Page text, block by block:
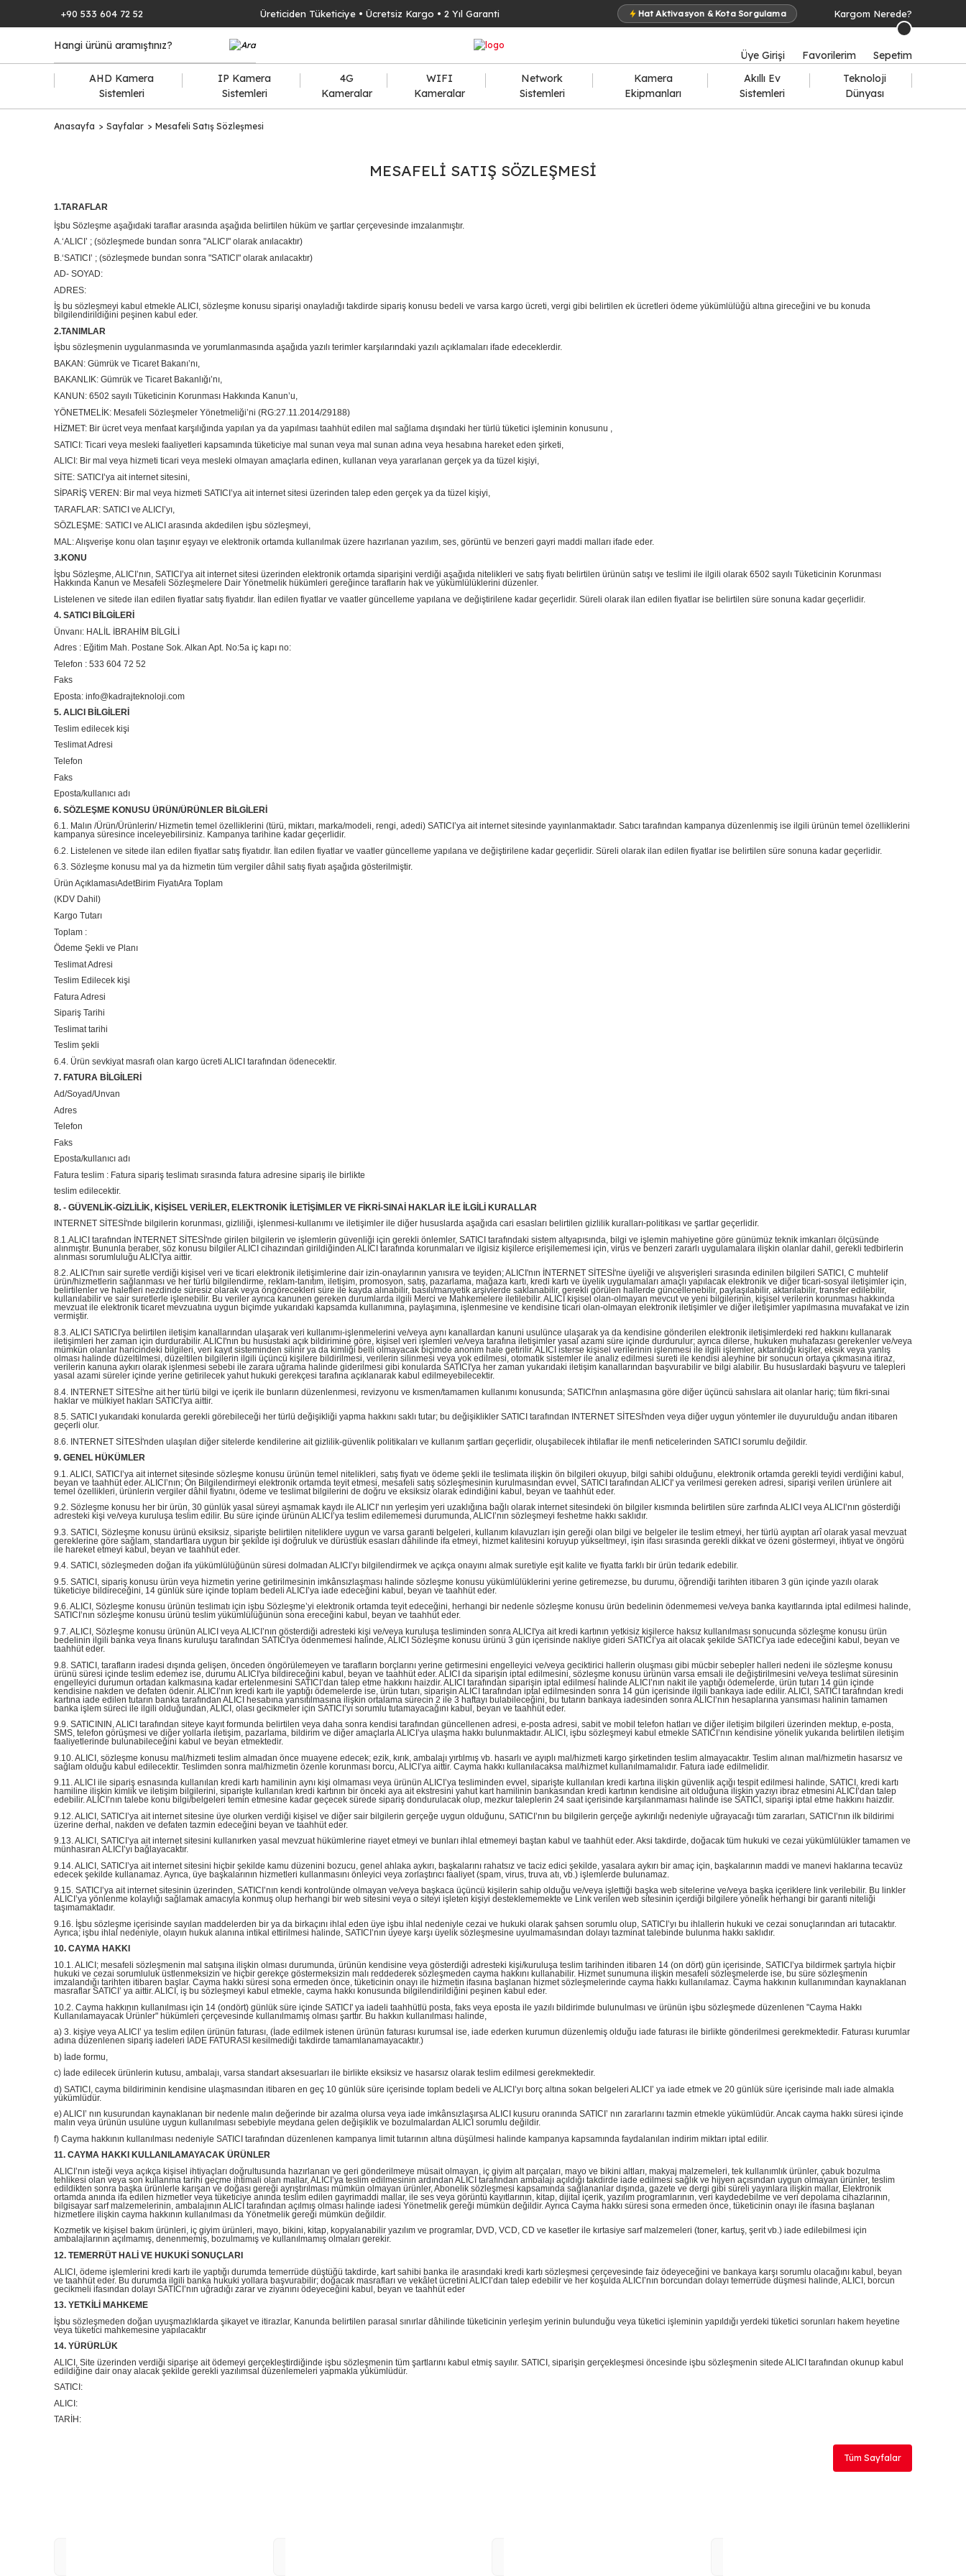
+90 533 604 72 52 Üreticiden Tüketiciye • Ücretsiz Kargo • 2 Yıl Garanti Hat Aktivasyon & Kota Sorgulama Kargom Nerede?
Üye Girişi Favorilerim
Sepetim
AHD Kamera
Sistemleri
IP Kamera
Sistemleri
4G
Kameralar
WIFI
Kameralar
Network
Sistemleri
Kamera
Ekipmanları
Akıllı Ev
Sistemleri
Teknoloji
Dünyası
Anasayfa Sayfalar Mesafeli Satış Sözleşmesi
MESAFELI SATIŞ SÖZLEŞMESI
1.TARAFLAR
İşbu Sözleşme aşağıdaki taraflar arasında aşağıda belirtilen hüküm ve şartlar çerçevesinde imzalanmıştır.
A.‘ALICI’ ; (sözleşmede bundan sonra "ALICI" olarak anılacaktır)
B.‘SATICI’ ; (sözleşmede bundan sonra "SATICI" olarak anılacaktır)
AD- SOYAD:
ADRES:
İş bu sözleşmeyi kabul etmekle ALICI, sözleşme konusu siparişi onayladığı takdirde sipariş konusu bedeli ve varsa kargo ücreti, vergi gibi belirtilen ek ücretleri ödeme yükümlülüğü altına gireceğini ve bu konuda
bilgilendirildiğini peşinen kabul eder.
2.TANIMLAR
İşbu sözleşmenin uygulanmasında ve yorumlanmasında aşağıda yazılı terimler karşılarındaki yazılı açıklamaları ifade edeceklerdir.
BAKAN: Gümrük ve Ticaret Bakanı’nı,
BAKANLIK: Gümrük ve Ticaret Bakanlığı’nı,
KANUN: 6502 sayılı Tüketicinin Korunması Hakkında Kanun’u,
YÖNETMELİK: Mesafeli Sözleşmeler Yönetmeliği’ni (RG:27.11.2014/29188)
HİZMET: Bir ücret veya menfaat karşılığında yapılan ya da yapılması taahhüt edilen mal sağlama dışındaki her türlü tüketici işleminin konusunu ,
SATICI: Ticari veya mesleki faaliyetleri kapsamında tüketiciye mal sunan veya mal sunan adına veya hesabına hareket eden şirketi,
ALICI: Bir mal veya hizmeti ticari veya mesleki olmayan amaçlarla edinen, kullanan veya yararlanan gerçek ya da tüzel kişiyi,
SİTE: SATICI’ya ait internet sitesini,
SİPARİŞ VEREN: Bir mal veya hizmeti SATICI’ya ait internet sitesi üzerinden talep eden gerçek ya da tüzel kişiyi,
TARAFLAR: SATICI ve ALICI’yı,
SÖZLEŞME: SATICI ve ALICI arasında akdedilen işbu sözleşmeyi,
MAL: Alışverişe konu olan taşınır eşyayı ve elektronik ortamda kullanılmak üzere hazırlanan yazılım, ses, görüntü ve benzeri gayri maddi malları ifade eder.
3.KONU
İşbu Sözleşme, ALICI’nın, SATICI’ya ait internet sitesi üzerinden elektronik ortamda siparişini verdiği aşağıda nitelikleri ve satış fiyatı belirtilen ürünün satışı ve teslimi ile ilgili olarak 6502 sayılı Tüketicinin Korunması
Hakkında Kanun ve Mesafeli Sözleşmelere Dair Yönetmelik hükümleri gereğince tarafların hak ve yükümlülüklerini düzenler.
Listelenen ve sitede ilan edilen fiyatlar satış fiyatıdır. İlan edilen fiyatlar ve vaatler güncelleme yapılana ve değiştirilene kadar geçerlidir. Süreli olarak ilan edilen fiyatlar ise belirtilen süre sonuna kadar geçerlidir.
4. SATICI BİLGİLERİ
Ünvanı: HALİL İBRAHİM BİLGİLİ
Adres : Eğitim Mah. Postane Sok. Alkan Apt. No:5a iç kapı no:
Telefon : 533 604 72 52
Faks
Eposta: info@kadrajteknoloji.com
5. ALICI BİLGİLERİ
Teslim edilecek kişi
Teslimat Adresi
Telefon
Faks
Eposta/kullanıcı adı
6. SÖZLEŞME KONUSU ÜRÜN/ÜRÜNLER BİLGİLERİ
6.1. Malın /Ürün/Ürünlerin/ Hizmetin temel özelliklerini (türü, miktarı, marka/modeli, rengi, adedi) SATICI’ya ait internet sitesinde yayınlanmaktadır. Satıcı tarafından kampanya düzenlenmiş ise ilgili ürünün temel özelliklerini
kampanya süresince inceleyebilirsiniz. Kampanya tarihine kadar geçerlidir.
6.2. Listelenen ve sitede ilan edilen fiyatlar satış fiyatıdır. İlan edilen fiyatlar ve vaatler güncelleme yapılana ve değiştirilene kadar geçerlidir. Süreli olarak ilan edilen fiyatlar ise belirtilen süre sonuna kadar geçerlidir.
6.3. Sözleşme konusu mal ya da hizmetin tüm vergiler dâhil satış fiyatı aşağıda gösterilmiştir.
Ürün AçıklamasıAdetBirim FiyatıAra Toplam
(KDV Dahil)
Kargo Tutarı
Toplam :
Ödeme Şekli ve Planı
Teslimat Adresi
Teslim Edilecek kişi
Fatura Adresi
Sipariş Tarihi
Teslimat tarihi
Teslim şekli
6.4. Ürün sevkiyat masrafı olan kargo ücreti ALICI tarafından ödenecektir.
7. FATURA BİLGİLERİ
Ad/Soyad/Unvan
Adres
Telefon
Faks
Eposta/kullanıcı adı
Fatura teslim : Fatura sipariş teslimatı sırasında fatura adresine sipariş ile birlikte
teslim edilecektir.
8. - GÜVENLİK-GİZLİLİK, KİŞİSEL VERİLER, ELEKTRONİK İLETİŞİMLER VE FİKRİ-SINAİ HAKLAR İLE İLGİLİ KURALLAR
INTERNET SİTESİ'nde bilgilerin korunması, gizliliği, işlenmesi-kullanımı ve iletişimler ile diğer hususlarda aşağıda cari esasları belirtilen gizlilik kuralları-politikası ve şartlar geçerlidir.
8.1.ALICI tarafından İNTERNET SİTESİ'nde girilen bilgilerin ve işlemlerin güvenliği için gerekli önlemler, SATICI tarafındaki sistem altyapısında, bilgi ve işlemin mahiyetine göre günümüz teknik imkanları ölçüsünde
alınmıştır. Bununla beraber, söz konusu bilgiler ALICI cihazından girildiğinden ALICI tarafında korunmaları ve ilgisiz kişilerce erişilememesi için, virüs ve benzeri zararlı uygulamalara ilişkin olanlar dahil, gerekli tedbirlerin
alınması sorumluluğu ALICI'ya aittir.
8.2. ALICI'nın sair suretle verdiği kişisel veri ve ticari elektronik iletişimlerine dair izin-onaylarının yanısıra ve teyiden; ALICI'nın İNTERNET SİTESİ'ne üyeliği ve alışverişleri sırasında edinilen bilgileri SATICI, C muhtelif
ürün/hizmetlerin sağlanması ve her türlü bilgilendirme, reklam-tanıtım, iletişim, promosyon, satış, pazarlama, mağaza kartı, kredi kartı ve üyelik uygulamaları amaçlı yapılacak elektronik ve diğer ticari-sosyal iletişimler için,
belirtilenler ve halefleri nezdinde süresiz olarak veya öngörecekleri süre ile kayda alınabilir, basılı/manyetik arşivlerde saklanabilir, gerekli görülen hallerde güncellenebilir, paylaşılabilir, aktarılabilir, transfer edilebilir,
kullanılabilir ve sair suretlerle işlenebilir. Bu veriler ayrıca kanunen gereken durumlarda ilgili Merci ve Mahkemelere iletilebilir. ALICI kişisel olan-olmayan mevcut ve yeni bilgilerinin, kişisel verilerin korunması hakkında
mevzuat ile elektronik ticaret mevzuatına uygun biçimde yukarıdaki kapsamda kullanımına, paylaşımına, işlenmesine ve kendisine ticari olan-olmayan elektronik iletişimler ve diğer iletişimler yapılmasına muvafakat ve izin
vermiştir.
8.3. ALICI SATICI'ya belirtilen iletişim kanallarından ulaşarak veri kullanımı-işlenmelerini ve/veya aynı kanallardan kanuni usulünce ulaşarak ya da kendisine gönderilen elektronik iletişimlerdeki red hakkını kullanarak
iletişimleri her zaman için durdurabilir. ALICI'nın bu husustaki açık bildirimine göre, kişisel veri işlemleri ve/veya tarafına iletişimler yasal azami süre içinde durdurulur; ayrıca dilerse, hukuken muhafazası gerekenler ve/veya
mümkün olanlar haricindeki bilgileri, veri kayıt sisteminden silinir ya da kimliği belli olmayacak biçimde anonim hale getirilir. ALICI isterse kişisel verilerinin işlenmesi ile ilgili işlemler, aktarıldığı kişiler, eksik veya yanlış
olması halinde düzeltilmesi, düzeltilen bilgilerin ilgili üçüncü kişilere bildirilmesi, verilerin silinmesi veya yok edilmesi, otomatik sistemler ile analiz edilmesi sureti ile kendisi aleyhine bir sonucun ortaya çıkmasına itiraz,
verilerin kanuna aykırı olarak işlenmesi sebebi ile zarara uğrama halinde giderilmesi gibi konularda SATICI'ya her zaman yukarıdaki iletişim kanallarından başvurabilir ve bilgi alabilir. Bu hususlardaki başvuru ve talepleri
yasal azami süreler içinde yerine getirilecek yahut hukuki gerekçesi tarafına açıklanarak kabul edilmeyebilecektir.
8.4. INTERNET SİTESİ'ne ait her türlü bilgi ve içerik ile bunların düzenlenmesi, revizyonu ve kısmen/tamamen kullanımı konusunda; SATICI'nın anlaşmasına göre diğer üçüncü sahıslara ait olanlar hariç; tüm fikri-sınai
haklar ve mülkiyet hakları SATICI'ya aittir.
8.5. SATICI yukarıdaki konularda gerekli görebileceği her türlü değişikliği yapma hakkını saklı tutar; bu değişiklikler SATICI tarafından INTERNET SİTESİ'nden veya diğer uygun yöntemler ile duyurulduğu andan itibaren
geçerli olur.
8.6. INTERNET SİTESİ'nden ulaşılan diğer sitelerde kendilerine ait gizlilik-güvenlik politikaları ve kullanım şartları geçerlidir, oluşabilecek ihtilaflar ile menfi neticelerinden SATICI sorumlu değildir.
9. GENEL HÜKÜMLER
9.1. ALICI, SATICI’ya ait internet sitesinde sözleşme konusu ürünün temel nitelikleri, satış fiyatı ve ödeme şekli ile teslimata ilişkin ön bilgileri okuyup, bilgi sahibi olduğunu, elektronik ortamda gerekli teyidi verdiğini kabul,
beyan ve taahhüt eder. ALICI’nın; Ön Bilgilendirmeyi elektronik ortamda teyit etmesi, mesafeli satış sözleşmesinin kurulmasından evvel, SATICI tarafından ALICI' ya verilmesi gereken adresi, siparişi verilen ürünlere ait
temel özellikleri, ürünlerin vergiler dâhil fiyatını, ödeme ve teslimat bilgilerini de doğru ve eksiksiz olarak edindiğini kabul, beyan ve taahhüt eder.
9.2. Sözleşme konusu her bir ürün, 30 günlük yasal süreyi aşmamak kaydı ile ALICI' nın yerleşim yeri uzaklığına bağlı olarak internet sitesindeki ön bilgiler kısmında belirtilen süre zarfında ALICI veya ALICI’nın gösterdiği
adresteki kişi ve/veya kuruluşa teslim edilir. Bu süre içinde ürünün ALICI’ya teslim edilememesi durumunda, ALICI’nın sözleşmeyi feshetme hakkı saklıdır.
9.3. SATICI, Sözleşme konusu ürünü eksiksiz, siparişte belirtilen niteliklere uygun ve varsa garanti belgeleri, kullanım kılavuzları işin gereği olan bilgi ve belgeler ile teslim etmeyi, her türlü ayıptan arî olarak yasal mevzuat
gereklerine göre sağlam, standartlara uygun bir şekilde işi doğruluk ve dürüstlük esasları dâhilinde ifa etmeyi, hizmet kalitesini koruyup yükseltmeyi, işin ifası sırasında gerekli dikkat ve özeni göstermeyi, ihtiyat ve öngörü
ile hareket etmeyi kabul, beyan ve taahhüt eder.
9.4. SATICI, sözleşmeden doğan ifa yükümlülüğünün süresi dolmadan ALICI’yı bilgilendirmek ve açıkça onayını almak suretiyle eşit kalite ve fiyatta farklı bir ürün tedarik edebilir.
9.5. SATICI, sipariş konusu ürün veya hizmetin yerine getirilmesinin imkânsızlaşması halinde sözleşme konusu yükümlülüklerini yerine getiremezse, bu durumu, öğrendiği tarihten itibaren 3 gün içinde yazılı olarak
tüketiciye bildireceğini, 14 günlük süre içinde toplam bedeli ALICI’ya iade edeceğini kabul, beyan ve taahhüt eder.
9.6. ALICI, Sözleşme konusu ürünün teslimatı için işbu Sözleşme’yi elektronik ortamda teyit edeceğini, herhangi bir nedenle sözleşme konusu ürün bedelinin ödenmemesi ve/veya banka kayıtlarında iptal edilmesi halinde,
SATICI’nın sözleşme konusu ürünü teslim yükümlülüğünün sona ereceğini kabul, beyan ve taahhüt eder.
9.7. ALICI, Sözleşme konusu ürünün ALICI veya ALICI’nın gösterdiği adresteki kişi ve/veya kuruluşa tesliminden sonra ALICI'ya ait kredi kartının yetkisiz kişilerce haksız kullanılması sonucunda sözleşme konusu ürün
bedelinin ilgili banka veya finans kuruluşu tarafından SATICI'ya ödenmemesi halinde, ALICI Sözleşme konusu ürünü 3 gün içerisinde nakliye gideri SATICI’ya ait olacak şekilde SATICI’ya iade edeceğini kabul, beyan ve
taahhüt eder.
9.8. SATICI, tarafların iradesi dışında gelişen, önceden öngörülemeyen ve tarafların borçlarını yerine getirmesini engelleyici ve/veya geciktirici hallerin oluşması gibi mücbir sebepler halleri nedeni ile sözleşme konusu
ürünü süresi içinde teslim edemez ise, durumu ALICI'ya bildireceğini kabul, beyan ve taahhüt eder. ALICI da siparişin iptal edilmesini, sözleşme konusu ürünün varsa emsali ile değiştirilmesini ve/veya teslimat süresinin
engelleyici durumun ortadan kalkmasına kadar ertelenmesini SATICI’dan talep etme hakkını haizdir. ALICI tarafından siparişin iptal edilmesi halinde ALICI’nın nakit ile yaptığı ödemelerde, ürün tutarı 14 gün içinde
kendisine nakden ve defaten ödenir. ALICI’nın kredi kartı ile yaptığı ödemelerde ise, ürün tutarı, siparişin ALICI tarafından iptal edilmesinden sonra 14 gün içerisinde ilgili bankaya iade edilir. ALICI, SATICI tarafından kredi
kartına iade edilen tutarın banka tarafından ALICI hesabına yansıtılmasına ilişkin ortalama sürecin 2 ile 3 haftayı bulabileceğini, bu tutarın bankaya iadesinden sonra ALICI’nın hesaplarına yansıması halinin tamamen
banka işlem süreci ile ilgili olduğundan, ALICI, olası gecikmeler için SATICI’yı sorumlu tutamayacağını kabul, beyan ve taahhüt eder.
9.9. SATICININ, ALICI tarafından siteye kayıt formunda belirtilen veya daha sonra kendisi tarafından güncellenen adresi, e-posta adresi, sabit ve mobil telefon hatları ve diğer iletişim bilgileri üzerinden mektup, e-posta,
SMS, telefon görüşmesi ve diğer yollarla iletişim, pazarlama, bildirim ve diğer amaçlarla ALICI’ya ulaşma hakkı bulunmaktadır. ALICI, işbu sözleşmeyi kabul etmekle SATICI’nın kendisine yönelik yukarıda belirtilen iletişim
faaliyetlerinde bulunabileceğini kabul ve beyan etmektedir.
9.10. ALICI, sözleşme konusu mal/hizmeti teslim almadan önce muayene edecek; ezik, kırık, ambalajı yırtılmış vb. hasarlı ve ayıplı mal/hizmeti kargo şirketinden teslim almayacaktır. Teslim alınan mal/hizmetin hasarsız ve
sağlam olduğu kabul edilecektir. Teslimden sonra mal/hizmetin özenle korunması borcu, ALICI’ya aittir. Cayma hakkı kullanılacaksa mal/hizmet kullanılmamalıdır. Fatura iade edilmelidir.
9.11. ALICI ile sipariş esnasında kullanılan kredi kartı hamilinin aynı kişi olmaması veya ürünün ALICI’ya tesliminden evvel, siparişte kullanılan kredi kartına ilişkin güvenlik açığı tespit edilmesi halinde, SATICI, kredi kartı
hamiline ilişkin kimlik ve iletişim bilgilerini, siparişte kullanılan kredi kartının bir önceki aya ait ekstresini yahut kart hamilinin bankasından kredi kartının kendisine ait olduğuna ilişkin yazıyı ibraz etmesini ALICI’dan talep
edebilir. ALICI’nın talebe konu bilgi/belgeleri temin etmesine kadar geçecek sürede sipariş dondurulacak olup, mezkur taleplerin 24 saat içerisinde karşılanmaması halinde ise SATICI, siparişi iptal etme hakkını haizdir.
9.12. ALICI, SATICI’ya ait internet sitesine üye olurken verdiği kişisel ve diğer sair bilgilerin gerçeğe uygun olduğunu, SATICI’nın bu bilgilerin gerçeğe aykırılığı nedeniyle uğrayacağı tüm zararları, SATICI’nın ilk bildirimi
üzerine derhal, nakden ve defaten tazmin edeceğini beyan ve taahhüt eder.
9.13. ALICI, SATICI’ya ait internet sitesini kullanırken yasal mevzuat hükümlerine riayet etmeyi ve bunları ihlal etmemeyi baştan kabul ve taahhüt eder. Aksi takdirde, doğacak tüm hukuki ve cezai yükümlülükler tamamen ve
münhasıran ALICI’yı bağlayacaktır.
9.14. ALICI, SATICI’ya ait internet sitesini hiçbir şekilde kamu düzenini bozucu, genel ahlaka aykırı, başkalarını rahatsız ve taciz edici şekilde, yasalara aykırı bir amaç için, başkalarının maddi ve manevi haklarına tecavüz
edecek şekilde kullanamaz. Ayrıca, üye başkalarının hizmetleri kullanmasını önleyici veya zorlaştırıcı faaliyet (spam, virus, truva atı, vb.) işlemlerde bulunamaz.
9.15. SATICI’ya ait internet sitesinin üzerinden, SATICI’nın kendi kontrolünde olmayan ve/veya başkaca üçüncü kişilerin sahip olduğu ve/veya işlettiği başka web sitelerine ve/veya başka içeriklere link verilebilir. Bu linkler
ALICI’ya yönlenme kolaylığı sağlamak amacıyla konmuş olup herhangi bir web sitesini veya o siteyi işleten kişiyi desteklememekte ve Link verilen web sitesinin içerdiği bilgilere yönelik herhangi bir garanti niteliği
taşımamaktadır.
9.16. İşbu sözleşme içerisinde sayılan maddelerden bir ya da birkaçını ihlal eden üye işbu ihlal nedeniyle cezai ve hukuki olarak şahsen sorumlu olup, SATICI’yı bu ihlallerin hukuki ve cezai sonuçlarından ari tutacaktır.
Ayrıca; işbu ihlal nedeniyle, olayın hukuk alanına intikal ettirilmesi halinde, SATICI’nın üyeye karşı üyelik sözleşmesine uyulmamasından dolayı tazminat talebinde bulunma hakkı saklıdır.
10. CAYMA HAKKI
10.1. ALICI; mesafeli sözleşmenin mal satışına ilişkin olması durumunda, ürünün kendisine veya gösterdiği adresteki kişi/kuruluşa teslim tarihinden itibaren 14 (on dört) gün içerisinde, SATICI’ya bildirmek şartıyla hiçbir
hukuki ve cezai sorumluluk üstlenmeksizin ve hiçbir gerekçe göstermeksizin malı reddederek sözleşmeden cayma hakkını kullanabilir. Hizmet sunumuna ilişkin mesafeli sözleşmelerde ise, bu süre sözleşmenin
imzalandığı tarihten itibaren başlar. Cayma hakkı süresi sona ermeden önce, tüketicinin onayı ile hizmetin ifasına başlanan hizmet sözleşmelerinde cayma hakkı kullanılamaz. Cayma hakkının kullanımından kaynaklanan
masraflar SATICI’ ya aittir. ALICI, iş bu sözleşmeyi kabul etmekle, cayma hakkı konusunda bilgilendirildiğini peşinen kabul eder.
10.2. Cayma hakkının kullanılması için 14 (ondört) günlük süre içinde SATICI' ya iadeli taahhütlü posta, faks veya eposta ile yazılı bildirimde bulunulması ve ürünün işbu sözleşmede düzenlenen "Cayma Hakkı
Kullanılamayacak Ürünler" hükümleri çerçevesinde kullanılmamış olması şarttır. Bu hakkın kullanılması halinde,
a) 3. kişiye veya ALICI’ ya teslim edilen ürünün faturası, (İade edilmek istenen ürünün faturası kurumsal ise, iade ederken kurumun düzenlemiş olduğu iade faturası ile birlikte gönderilmesi gerekmektedir. Faturası kurumlar
adına düzenlenen sipariş iadeleri İADE FATURASI kesilmediği takdirde tamamlanamayacaktır.)
b) İade formu,
c) İade edilecek ürünlerin kutusu, ambalajı, varsa standart aksesuarları ile birlikte eksiksiz ve hasarsız olarak teslim edilmesi gerekmektedir.
d) SATICI, cayma bildiriminin kendisine ulaşmasından itibaren en geç 10 günlük süre içerisinde toplam bedeli ve ALICI’yı borç altına sokan belgeleri ALICI’ ya iade etmek ve 20 günlük süre içerisinde malı iade almakla
yükümlüdür.
e) ALICI’ nın kusurundan kaynaklanan bir nedenle malın değerinde bir azalma olursa veya iade imkânsızlaşırsa ALICI kusuru oranında SATICI’ nın zararlarını tazmin etmekle yükümlüdür. Ancak cayma hakkı süresi içinde
malın veya ürünün usulüne uygun kullanılması sebebiyle meydana gelen değişiklik ve bozulmalardan ALICI sorumlu değildir.
f) Cayma hakkının kullanılması nedeniyle SATICI tarafından düzenlenen kampanya limit tutarının altına düşülmesi halinde kampanya kapsamında faydalanılan indirim miktarı iptal edilir.
11. CAYMA HAKKI KULLANILAMAYACAK ÜRÜNLER
ALICI’nın isteği veya açıkça kişisel ihtiyaçları doğrultusunda hazırlanan ve geri gönderilmeye müsait olmayan, iç giyim alt parçaları, mayo ve bikini altları, makyaj malzemeleri, tek kullanımlık ürünler, çabuk bozulma
tehlikesi olan veya son kullanma tarihi geçme ihtimali olan mallar, ALICI’ya teslim edilmesinin ardından ALICI tarafından ambalajı açıldığı takdirde iade edilmesi sağlık ve hijyen açısından uygun olmayan ürünler, teslim
edildikten sonra başka ürünlerle karışan ve doğası gereği ayrıştırılması mümkün olmayan ürünler, Abonelik sözleşmesi kapsamında sağlananlar dışında, gazete ve dergi gibi süreli yayınlara ilişkin mallar, Elektronik
ortamda anında ifa edilen hizmetler veya tüketiciye anında teslim edilen gayrimaddi mallar, ile ses veya görüntü kayıtlarının, kitap, dijital içerik, yazılım programlarının, veri kaydedebilme ve veri depolama cihazlarının,
bilgisayar sarf malzemelerinin, ambalajının ALICI tarafından açılmış olması halinde iadesi Yönetmelik gereği mümkün değildir. Ayrıca Cayma hakkı süresi sona ermeden önce, tüketicinin onayı ile ifasına başlanan
hizmetlere ilişkin cayma hakkının kullanılması da Yönetmelik gereği mümkün değildir.
Kozmetik ve kişisel bakım ürünleri, iç giyim ürünleri, mayo, bikini, kitap, kopyalanabilir yazılım ve programlar, DVD, VCD, CD ve kasetler ile kırtasiye sarf malzemeleri (toner, kartuş, şerit vb.) iade edilebilmesi için
ambalajlarının açılmamış, denenmemiş, bozulmamış ve kullanılmamış olmaları gerekir.
12. TEMERRÜT HALİ VE HUKUKİ SONUÇLARI
ALICI, ödeme işlemlerini kredi kartı ile yaptığı durumda temerrüde düştüğü takdirde, kart sahibi banka ile arasındaki kredi kartı sözleşmesi çerçevesinde faiz ödeyeceğini ve bankaya karşı sorumlu olacağını kabul, beyan
ve taahhüt eder. Bu durumda ilgili banka hukuki yollara başvurabilir; doğacak masrafları ve vekâlet ücretini ALICI’dan talep edebilir ve her koşulda ALICI’nın borcundan dolayı temerrüde düşmesi halinde, ALICI, borcun
gecikmeli ifasından dolayı SATICI’nın uğradığı zarar ve ziyanını ödeyeceğini kabul, beyan ve taahhüt eder
13. YETKİLİ MAHKEME
İşbu sözleşmeden doğan uyuşmazlıklarda şikayet ve itirazlar, Kanunda belirtilen parasal sınırlar dâhilinde tüketicinin yerleşim yerinin bulunduğu veya tüketici işleminin yapıldığı yerdeki tüketici sorunları hakem heyetine
veya tüketici mahkemesine yapılacaktır
14. YÜRÜRLÜK
ALICI, Site üzerinden verdiği siparişe ait ödemeyi gerçekleştirdiğinde işbu sözleşmenin tüm şartlarını kabul etmiş sayılır. SATICI, siparişin gerçekleşmesi öncesinde işbu sözleşmenin sitede ALICI tarafından okunup kabul
edildiğine dair onay alacak şekilde gerekli yazılımsal düzenlemeleri yapmakla yükümlüdür.
SATICI:
ALICI:
TARİH:
Tüm Sayfalar